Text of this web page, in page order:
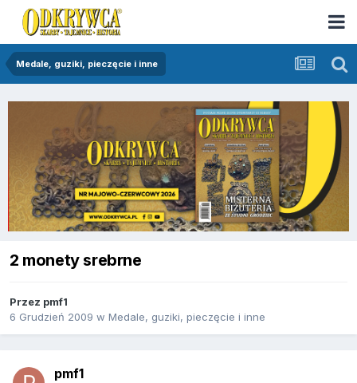
Medale, guziki, pieczęcie i inne
2 monety srebrne
Przez pmf1
6 Grudzień 2009 w Medale, guziki, pieczęcie i inne
pmf1